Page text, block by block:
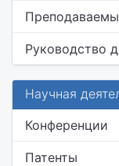
Руководство
Научная
Конференции
Патенты